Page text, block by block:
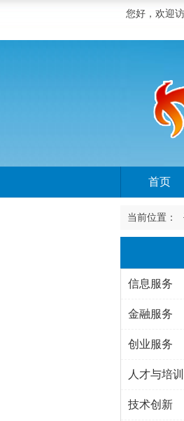
您好，欢迎
首页
当前位置：
信息服务
金融服务
创业服务
人才与培训
技术创新